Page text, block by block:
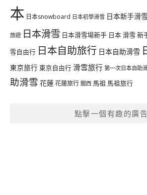
本 日本snowboard 日本初學滑雪 日本新手滑雪
旅遊 日本滑雪 日本滑雪場新手 日本 滑雪 新
雪自由行 日本自助旅行 日本自助滑雪
東京旅行 東京自由行 滑雪旅行 第一次日本自助
助滑雪 花蓮花蓮旅行 關西 馬祖 馬祖旅行
點擊一個有趣的廣告